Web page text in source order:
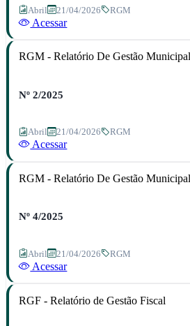
Abril 21/04/2026 RGM
Acessar
RGM - Relatório De Gestão Municipal
Nº 2/2025
Abril 21/04/2026 RGM
Acessar
RGM - Relatório De Gestão Municipal
Nº 4/2025
Abril 21/04/2026 RGM
Acessar
RGF - Relatório de Gestão Fiscal